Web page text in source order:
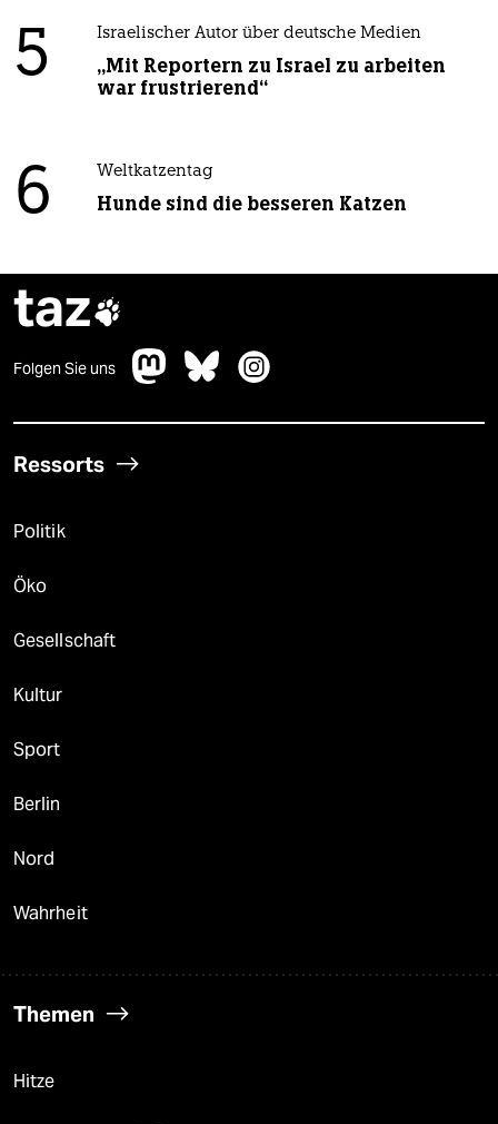
5 Israelischer Autor über deutsche Medien
„Mit Reportern zu Israel zu arbeiten
war frustrierend“
6 Weltkatzentag
Hunde sind die besseren Katzen
taz
Folgen Sie uns
Ressorts
Politik
Öko
Gesellschaft
Kultur
Sport
Berlin
Nord
Wahrheit
Themen
Hitze